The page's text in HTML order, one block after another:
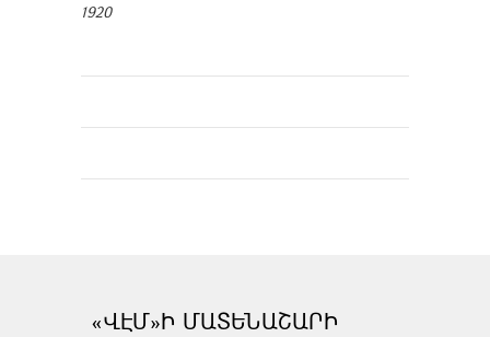
1920
«ՎԷՄ»Ի ՄԱՏԵՆԱՇԱՐԻ